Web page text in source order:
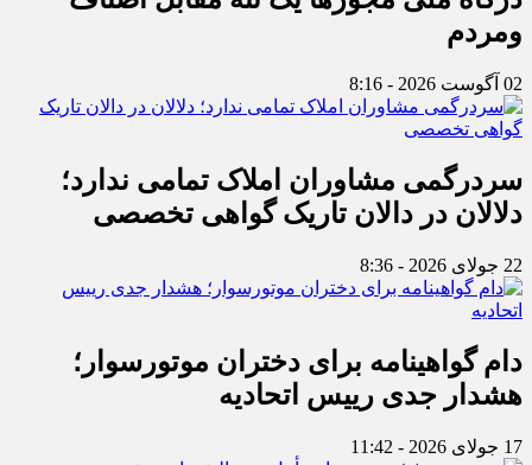
ومردم
02 آگوست 2026 - 8:16
سردرگمی مشاوران املاک تمامی ندارد؛
دلالان در دالان تاریک گواهی تخصصی
22 جولای 2026 - 8:36
دام گواهینامه برای دختران موتورسوار؛
هشدار جدی رییس اتحادیه
17 جولای 2026 - 11:42